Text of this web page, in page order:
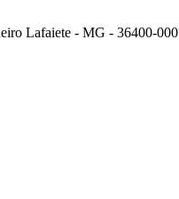
Lafaiete - MG - 36400-000